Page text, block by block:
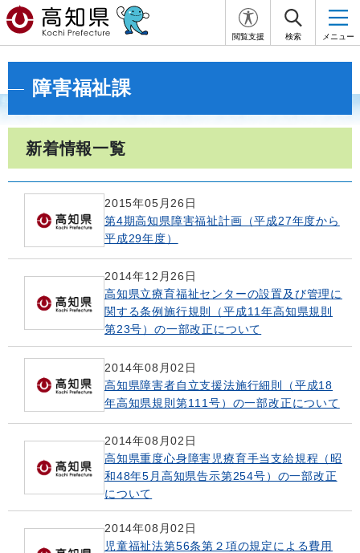
閲覧支援 検索 メニュー
障害福祉課
新着情報一覧
2015年05月26日
第4期高知県障害福祉計画（平成27年度から
平成29年度）
2014年12月26日
高知県立療育福祉センターの設置及び管理に
関する条例施行規則（平成11年高知県規則
第23号）の一部改正について
2014年08月02日
高知県障害者自立支援法施行細則（平成18
年高知県規則第111号）の一部改正について
2014年08月02日
高知県重度心身障害児療育手当支給規程（昭
和48年5月高知県告示第254号）の一部改正
について
2014年08月02日
児童福祉法第56条第２項の規定による費用